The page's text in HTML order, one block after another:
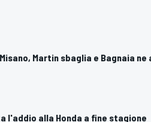
Martin sbaglia e Bagnaia
l'addio alla Honda a fine stagione